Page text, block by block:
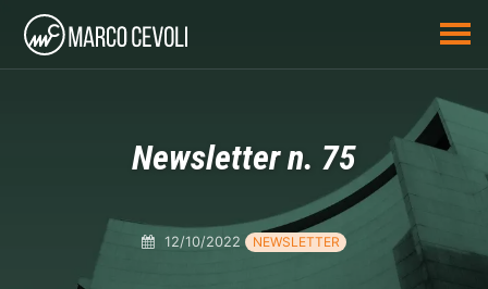
Newsletter n. 75
12/10/2022 NEWSLETTER